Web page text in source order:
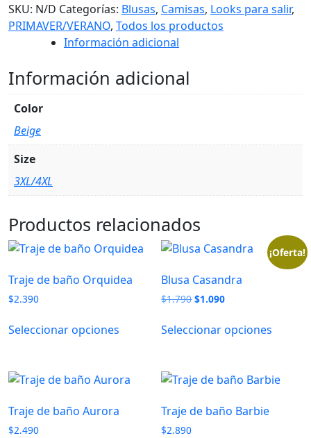
SKU: N/D Categorías: Blusas, Camisas, Looks para salir,
PRIMAVER/VERANO, Todos los productos
Información adicional
Información adicional
Color
Beige
Size
3XL/4XL
Productos relacionados
Traje de baño Orquidea
$2.390
Seleccionar opciones
¡Oferta!
Blusa Casandra
$1.790El
original
$1.090El
actual
es:
Seleccionar opciones
Traje de baño Aurora
$2.490
Traje de baño Barbie
$2.890